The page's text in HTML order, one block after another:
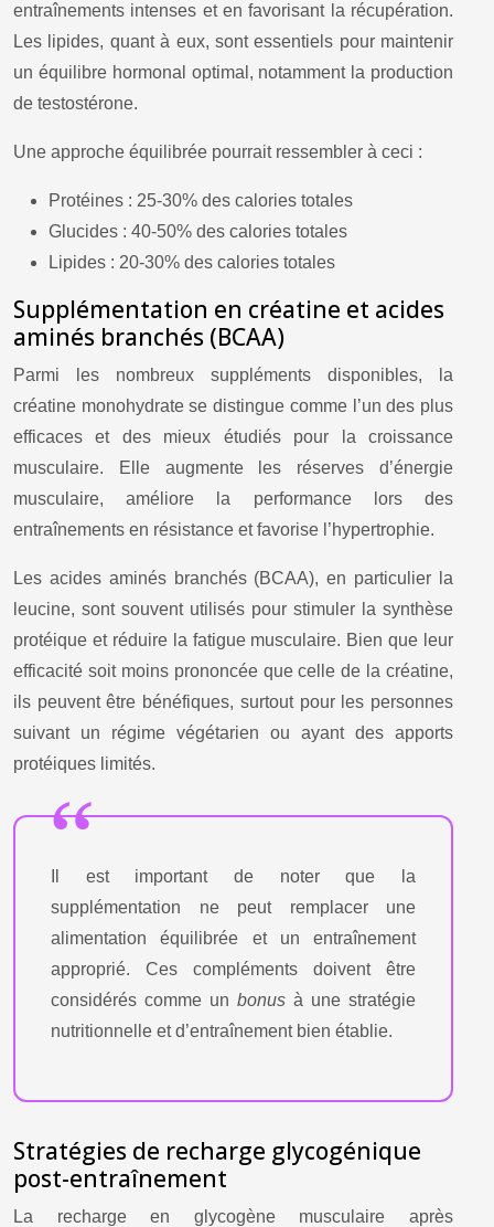
entraînements intenses et en favorisant la récupération.
Les lipides, quant à eux, sont essentiels pour maintenir
un équilibre hormonal optimal, notamment la production
de testostérone.
Une approche équilibrée pourrait ressembler à ceci :
Protéines : 25-30% des calories totales
Glucides : 40-50% des calories totales
Lipides : 20-30% des calories totales
Supplémentation en créatine et acides
aminés branchés (BCAA)
Parmi les nombreux suppléments disponibles, la
créatine monohydrate se distingue comme l’un des plus
efficaces et des mieux étudiés pour la croissance
musculaire. Elle augmente les réserves d’énergie
musculaire, améliore la performance lors des
entraînements en résistance et favorise l’hypertrophie.
Les acides aminés branchés (BCAA), en particulier la
leucine, sont souvent utilisés pour stimuler la synthèse
protéique et réduire la fatigue musculaire. Bien que leur
efficacité soit moins prononcée que celle de la créatine,
ils peuvent être bénéfiques, surtout pour les personnes
suivant un régime végétarien ou ayant des apports
protéiques limités.
Il est important de noter que la
supplémentation ne peut remplacer une
alimentation équilibrée et un entraînement
approprié. Ces compléments doivent être
considérés comme un bonus à une stratégie
nutritionnelle et d’entraînement bien établie.
Stratégies de recharge glycogénique
post-entraînement
La recharge en glycogène musculaire après